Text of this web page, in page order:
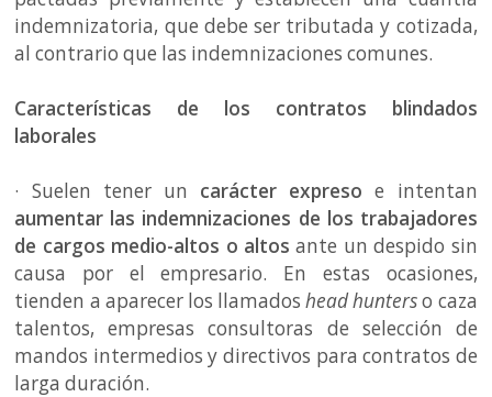
indemnizatoria, que debe ser tributada y cotizada,
al contrario que las indemnizaciones comunes.
Características de los contratos blindados
laborales
· Suelen tener un carácter expreso e intentan
aumentar las indemnizaciones de los trabajadores
de cargos medio-altos o altosante un despido sin
causa por el empresario. En estas ocasiones,
tienden a aparecer los llamadoshead hunterso caza
talentos, empresas consultoras de selección de
mandos intermedios y directivos para contratos de
larga duración.